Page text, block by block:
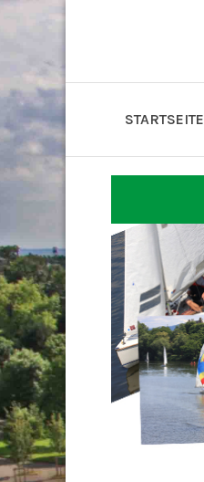
STARTSEITE